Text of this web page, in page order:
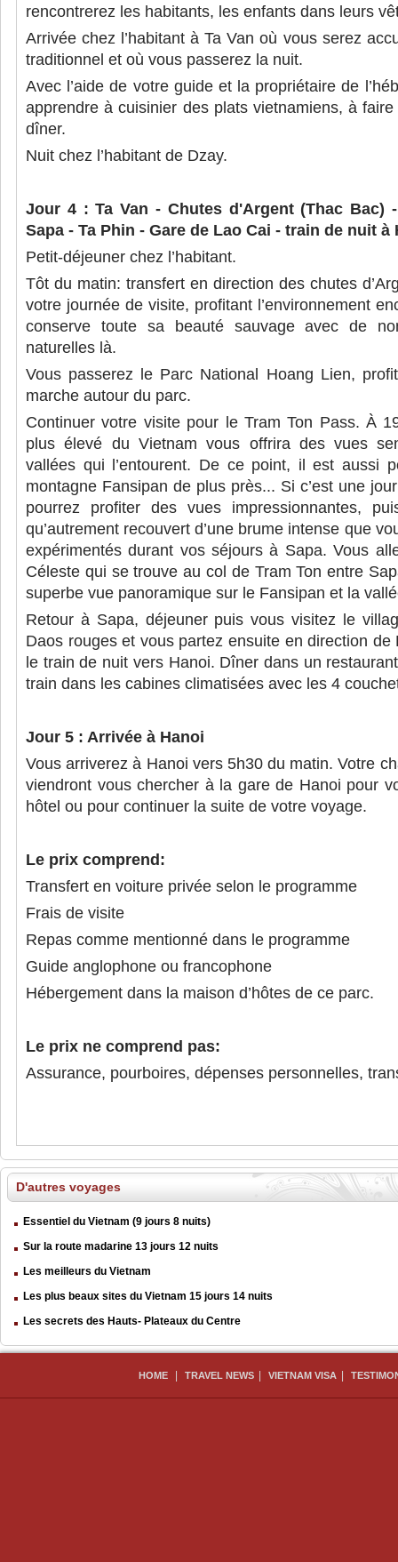
rencontrerez les habitants, les enfants dans leurs
Arrivée chez l’habitant à Ta Van où vous serez
traditionnel et où vous passerez la nuit.
Avec l’aide de votre guide et la propriétaire de
apprendre à cuisinier des plats vietnamiens, à
dîner.
Nuit chez l’habitant de Dzay.
Jour 4 : Ta Van - Chutes d'Argent (Thac Bac)
Sapa - Ta Phin - Gare de Lao Cai - train de nuit à
Petit-déjeuner chez l’habitant.
Tôt du matin: transfert en direction des chutes
votre journée de visite, profitant l’environnement
conserve toute sa beauté sauvage avec de
naturelles là.
Vous passerez le Parc National Hoang Lien,
marche autour du parc.
Continuer votre visite pour le Tram Ton Pass. À
plus élevé du Vietnam vous offrira des vues
vallées qui l’entourent. De ce point, il est aussi
montagne Fansipan de plus près... Si c’est une
pourrez profiter des vues impressionnantes,
qu’autrement recouvert d’une brume intense que
expérimentés durant vos séjours à Sapa. Vous
Céleste qui se trouve au col de Tram Ton entre
superbe vue panoramique sur le Fansipan et la
Retour à Sapa, déjeuner puis vous visitez le
Daos rouges et vous partez ensuite en direction de
le train de nuit vers Hanoi. Dîner dans un
train dans les cabines climatisées avec les 4
Jour 5 : Arrivée à Hanoi
Vous arriverez à Hanoi vers 5h30 du matin. Votre
viendront vous chercher à la gare de Hanoi pour
hôtel ou pour continuer la suite de votre voyage.
Le prix comprend:
Transfert en voiture privée selon le programme
Frais de visite
Repas comme mentionné dans le programme
Guide anglophone ou francophone
Hébergement dans la maison d’hôtes de ce parc.
Le prix ne comprend pas:
Assurance, pourboires, dépenses personnelles,
D'autres voyages
Essentiel du Vietnam (9 jours 8 nuits)
Sur la route madarine 13 jours 12 nuits
Les meilleurs du Vietnam
Les plus beaux sites du Vietnam 15 jours 14 nuits
Les secrets des Hauts- Plateaux du Centre
HOME TRAVEL NEWS VIETNAM VISA